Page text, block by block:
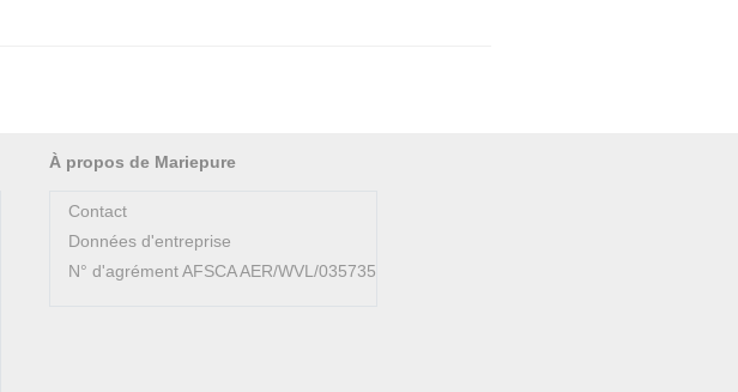
À propos de Mariepure
Contact
Données d'entreprise
N° d'agrément AFSCA AER/WVL/035735